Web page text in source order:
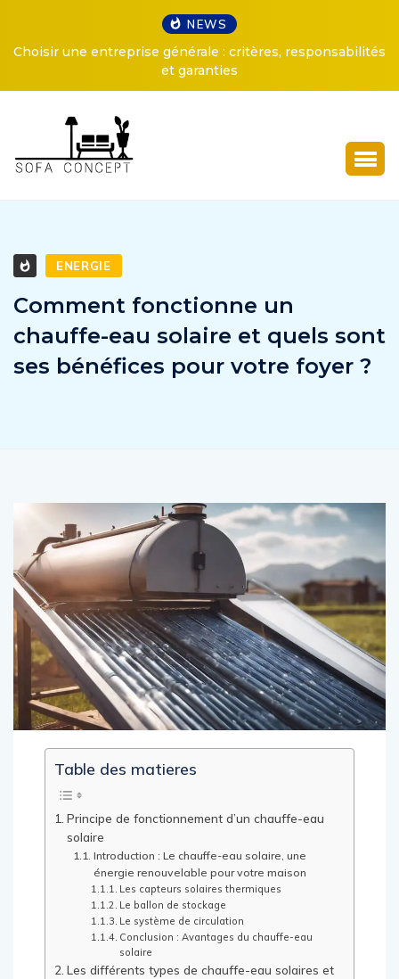
NEWS
Choisir une entreprise générale : critères, responsabilités
et garanties
ENERGIE
Comment fonctionne un
chauffe-eau solaire et quels sont
ses bénéfices pour votre foyer ?
Table des matieres
Principe de fonctionnement d’un chauffe-eau
solaire
Introduction : Le chauffe-eau solaire, une
énergie renouvelable pour votre maison
Les capteurs solaires thermiques
Le ballon de stockage
Le système de circulation
Conclusion : Avantages du chauffe-eau
solaire
Les différents types de chauffe-eau solaires et